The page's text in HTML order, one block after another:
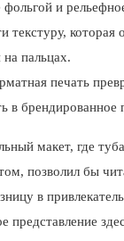
фольгой и
текстуру, которая
на пальцах.
печать
в брендированное
макет, где
позволил бы
в
представление